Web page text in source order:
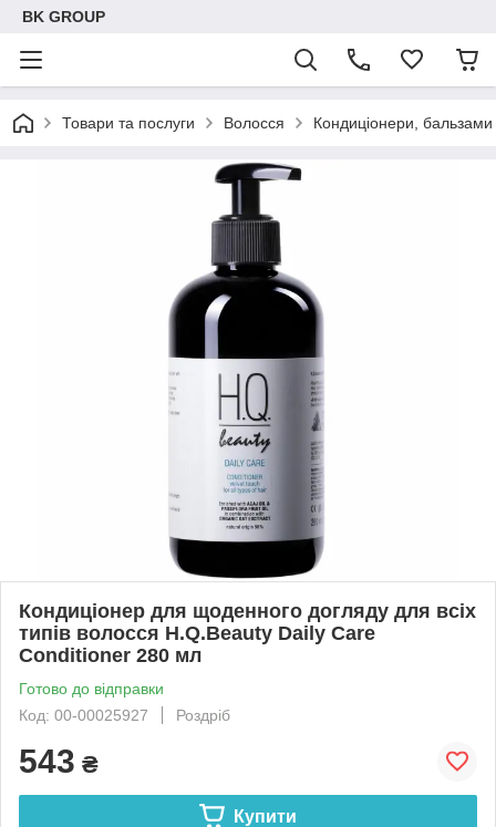
BK GROUP
Товари та послуги Волосся Кондиціонери,
Кондиціонер для щоденного догляду для всіх
типів волосся H.Q.Beauty Daily Care
Conditioner 280 мл
Готово до відправки
Код: 00-00025927
Роздріб
543 ₴
Купити